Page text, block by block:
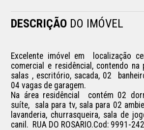
DESCRIÇÃO DO IMÓVEL
Excelente imóvel em  localização
comercial e residêncial, contendo
salas , escritório, sacada, 02
04 vagas de garagem.
Na área residêncial  contém 02
suíte,  sala para tv, sala para 02
lavanderia, churrasqueira, sala de
canil.  RUA DO ROSARIO.Cod: 9991-